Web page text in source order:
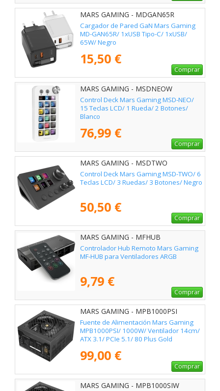
MARS GAMING - MDGAN65R
Cargador de Pared GaN Mars Gaming
MD-GAN65R/ 1xUSB Tipo-C/ 1xUSB/
65W/ Negro
15,50 €
Comprar
MARS GAMING - MSDNEOW
Control Deck Mars Gaming MSD-NEO/
15 Teclas LCD/ 1 Rueda/ 2 Botones/
Blanco
76,99 €
Comprar
MARS GAMING - MSDTWO
Control Deck Mars Gaming MSD-TWO/ 6
Teclas LCD/ 3 Ruedas/ 3 Botones/ Negro
50,50 €
Comprar
MARS GAMING - MFHUB
Controlador Hub Remoto Mars Gaming
MF-HUB para Ventiladores ARGB
9,79 €
Comprar
MARS GAMING - MPB1000PSI
Fuente de Alimentación Mars Gaming
MPB1000PSI/ 1000W/ Ventilador 14cm/
ATX 3.1/ PCIe 5.1/ 80 Plus Gold
99,00 €
Comprar
MARS GAMING - MPB1000SIW